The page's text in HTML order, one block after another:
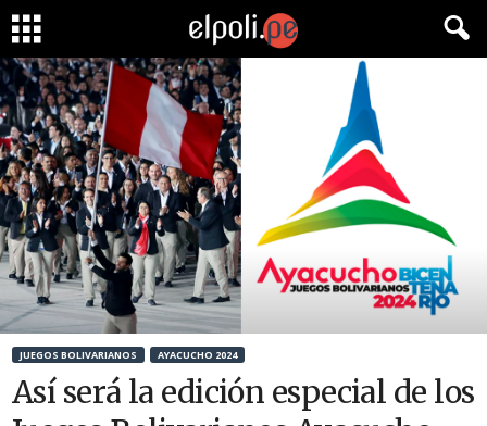
JUEGOS BOLIVARIANOS AYACUCHO 2024
Así será la edición especial de los